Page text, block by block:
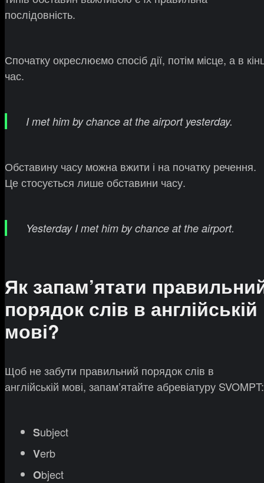
послідовність.
Спочатку окреслюємо спосіб дії, потім місце, а в
час.
I met him by chance at the airport yesterday.
Обставину часу можна вжити і на початку речення.
Це стосується лише обставини часу.
Yesterday I met him by chance at the airport.
Як запам’ятати
порядок слів в англійській
мові?
Щоб не забути правильний порядок слів в
англійській мові, запам’ятайте абревіатуру SVOMPT:
Subject
Verb
Object